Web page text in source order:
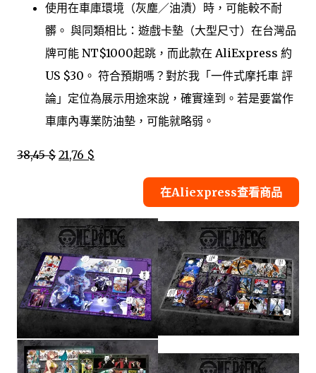
使用在車庫環境（灰塵／油漬）時，可能較不耐
髒。 與同類相比：遊戲卡墊（大型尺寸）在台灣品
牌可能 NT$1000起跳，而此款在 AliExpress 約
US $30。 符合預期嗎？對於我「一件式摩托車 評
論」定位為展示用途來說，確實達到。若是要當作
車庫內專業防油墊，可能就略弱。
38,45 $ 21,76 $
在Aliexpress查看商品